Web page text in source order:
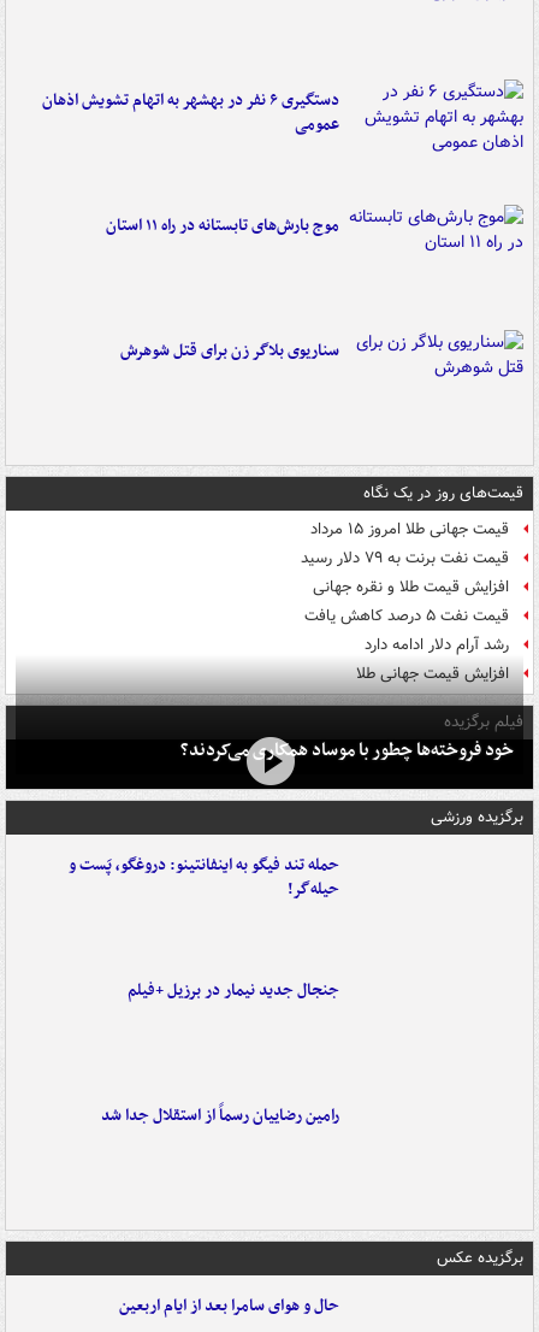
دستگیری ۶ نفر در بهشهر به اتهام تشویش اذهان
عمومی
موج بارش‌های تابستانه در راه ۱۱ استان
سناریوی بلاگر زن برای قتل شوهرش
قیمت‌های روز در یک نگاه
قیمت جهانی طلا امروز ۱۵ مرداد
قیمت نفت برنت به ۷۹ دلار رسید
افزایش قیمت طلا و نقره جهانی
قیمت نفت ۵ درصد کاهش یافت
رشد آرام دلار ادامه دارد
افزایش قیمت جهانی طلا
فیلم برگزیده
خود فروخته‌ها چطور با موساد همکاری می‌کردند؟
برگزیده ورزشی
حمله تند فیگو به اینفانتینو: دروغگو، پَست‌ و
حیله‌گر!
جنجال جدید نیمار در برزیل +فیلم
رامین رضاییان رسماً از استقلال جدا شد
برگزیده عکس
حال و هوای سامرا بعد از ایام اربعین